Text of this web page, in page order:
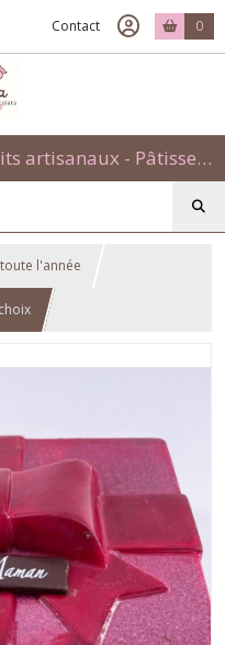
Contact 0
Chocolats, confiseries et biscuits artisanaux - Pâtisseries évènementielles et traditionnelles
l'année